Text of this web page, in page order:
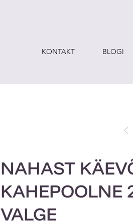
KONTAKT BLOGI
NAHAST
KAHEPOOLNE
VALGE